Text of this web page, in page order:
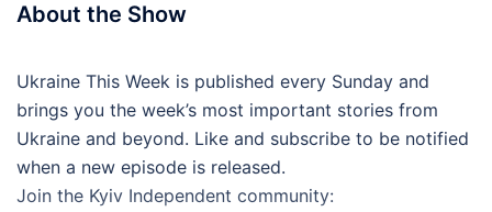
About the Show
Ukraine This Week is published every Sunday and
brings you the week’s most important stories from
Ukraine and beyond. Like and subscribe to be notified
when a new episode is released.
Join the Kyiv Independent community: